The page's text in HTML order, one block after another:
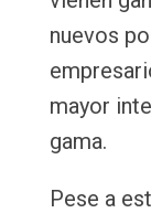
nuevos
mayor
gama.
Pese a